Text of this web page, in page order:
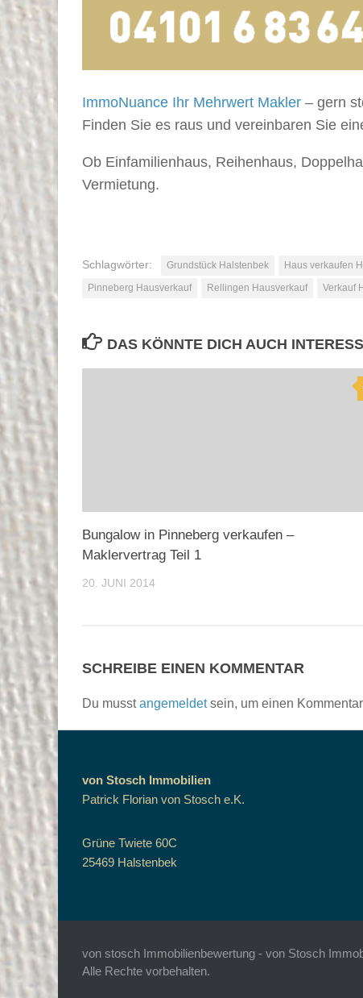
ImmoNuance Ihr Mehrwert Makler – gern
Finden Sie es raus und vereinbaren Sie
Ob Einfamilienhaus, Reihenhaus,
Vermietung.
Schlagwörter: Grundstück Halstenbek Haus verkaufen
Pinneberg Hausverkauf
Rellingen Hausverkauf Verkauf
DAS KÖNNTE DICH AUCH
Bungalow in Pinneberg verkaufen –
Maklervertrag Teil 1
20. JUNI 2014
SCHREIBE EINEN KOMMENTAR
Du musstangemeldetsein, um einen
von Stosch Immobilien
Patrick Florian von Stosch e.K.
Grüne Twiete 60C
25469 Halstenbek
von stosch Immobilienbewertung - von Stosch
Alle Rechte vorbehalten.